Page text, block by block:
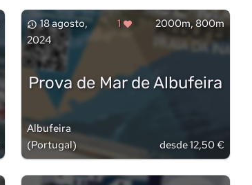
18 agosto,
2024
1 2000m, 800m
Prova de Mar de Albufeira
Albufeira
(Portugal) desde 12,50 €